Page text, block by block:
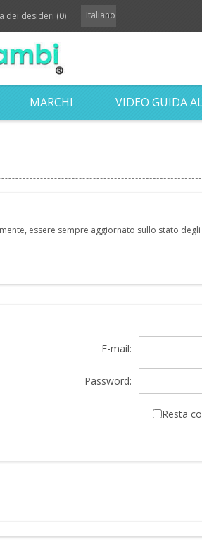
dei desideri (0) Italiano
MARCHI VIDEO GUIDA
essere sempre aggiornato sullo stato
E-mail:
Password:
Resta